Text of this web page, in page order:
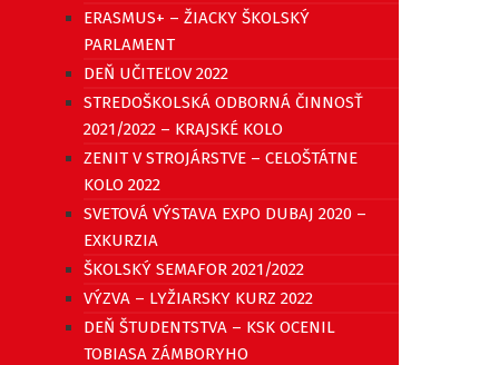
ERASMUS+ – ŽIACKY ŠKOLSKÝ
PARLAMENT
DEŇ UČITEĽOV 2022
STREDOŠKOLSKÁ ODBORNÁ ČINNOSŤ
2021/2022 – KRAJSKÉ KOLO
ZENIT V STROJÁRSTVE – CELOŠTÁTNE
KOLO 2022
SVETOVÁ VÝSTAVA EXPO DUBAJ 2020 –
EXKURZIA
ŠKOLSKÝ SEMAFOR 2021/2022
VÝZVA – LYŽIARSKY KURZ 2022
DEŇ ŠTUDENTSTVA – KSK OCENIL
TOBIASA ZÁMBORYHO